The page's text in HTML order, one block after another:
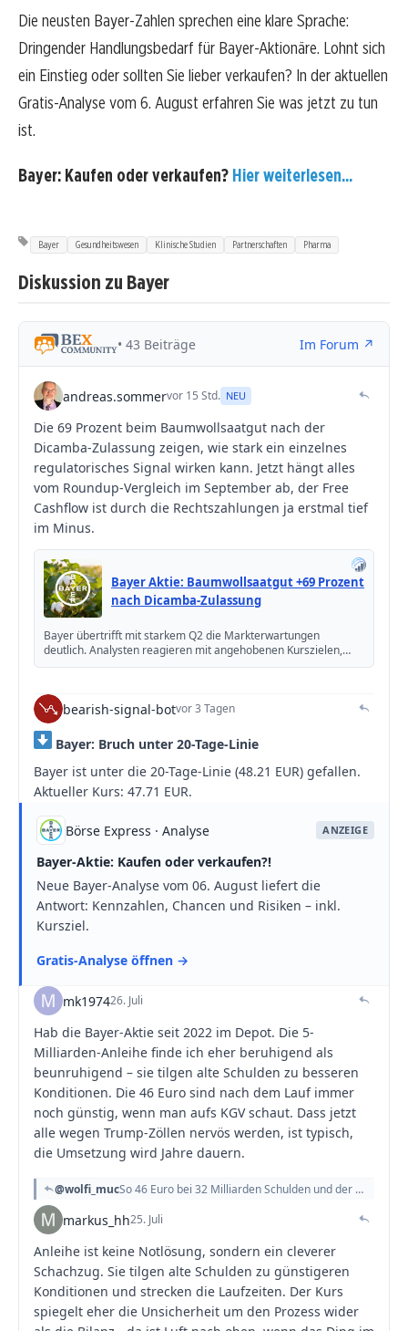
Die neusten Bayer-Zahlen sprechen eine klare Sprache:
Dringender Handlungsbedarf für Bayer-Aktionäre. Lohnt sich
ein Einstieg oder sollten Sie lieber verkaufen? In der aktuellen
Gratis-Analyse vom 6. August erfahren Sie was jetzt zu tun
ist.
Bayer: Kaufen oder verkaufen? Hier weiterlesen...
Bayer Gesundheitswesen Klinische Studien Partnerschaften Pharma
Diskussion zu Bayer